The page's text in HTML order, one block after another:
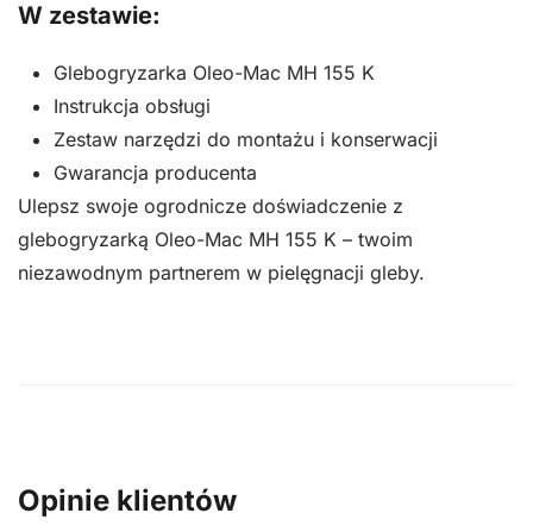
W zestawie:
Glebogryzarka Oleo-Mac MH 155 K
Instrukcja obsługi
Zestaw narzędzi do montażu i konserwacji
Gwarancja producenta
Ulepsz swoje ogrodnicze doświadczenie z
glebogryzarką Oleo-Mac MH 155 K – twoim
niezawodnym partnerem w pielęgnacji gleby.
Opinie klientów